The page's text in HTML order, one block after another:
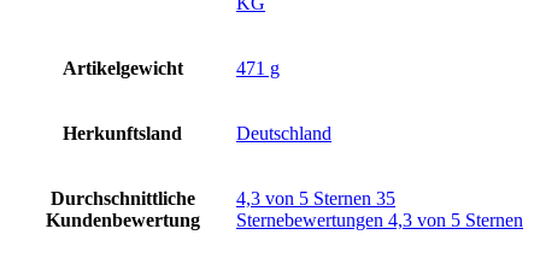
Artikelgewicht ‎471 g
Herkunftsland ‎Deutschland
Durchschnittliche
Kundenbewertung
4,3 von 5 Sternen 35
Sternebewertungen 4,3 von 5 Sternen